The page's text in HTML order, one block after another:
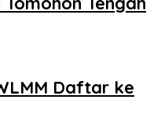
Daftar ke